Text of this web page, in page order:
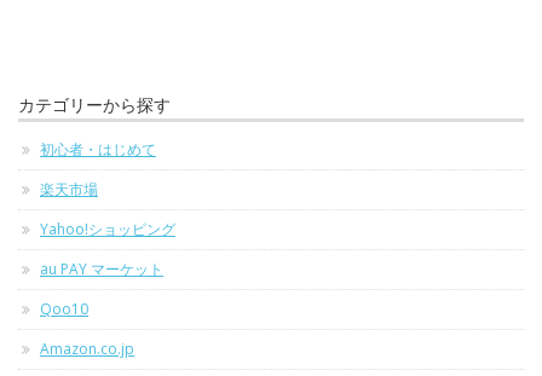
カテゴリーから探す
初心者・はじめて
楽天市場
Yahoo!ショッピング
au PAY マーケット
Qoo10
Amazon.co.jp